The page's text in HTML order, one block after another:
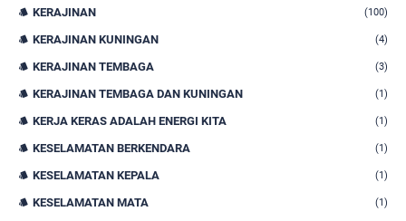
KERAJINAN (100)
KERAJINAN KUNINGAN (4)
KERAJINAN TEMBAGA (3)
KERAJINAN TEMBAGA DAN KUNINGAN (1)
KERJA KERAS ADALAH ENERGI KITA (1)
KESELAMATAN BERKENDARA (1)
KESELAMATAN KEPALA (1)
KESELAMATAN MATA (1)